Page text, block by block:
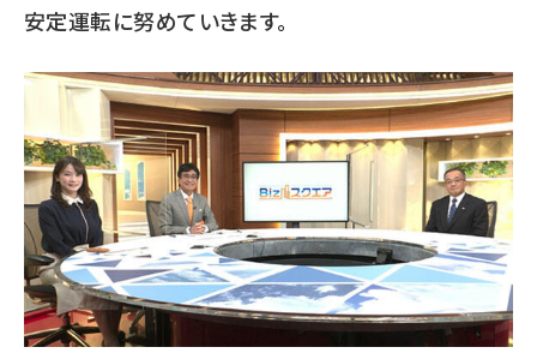
安定運転に努めていきます。